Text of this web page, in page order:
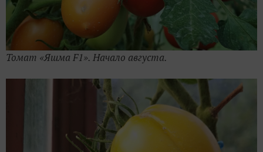
Томат «Яшма F1». Начало августа.